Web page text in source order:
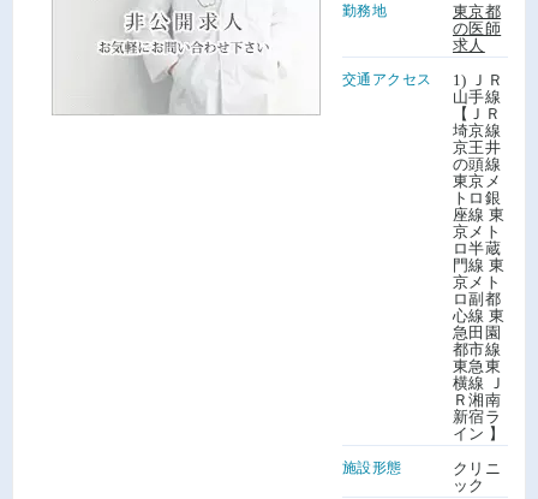
勤務地
東京都
の医師
求人
交通アクセス
1) ＪＲ
山手線
【ＪＲ
埼京線
京王井
の頭線
東京メ
トロ銀
座線 東
京メト
ロ半蔵
門線 東
京メト
ロ副都
心線 東
急田園
都市線
東急東
横線 Ｊ
Ｒ湘南
新宿ラ
イン 】
施設形態
クリニ
ック